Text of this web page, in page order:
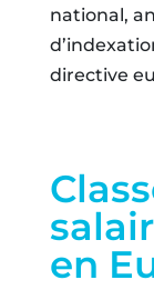
national,
directive
en